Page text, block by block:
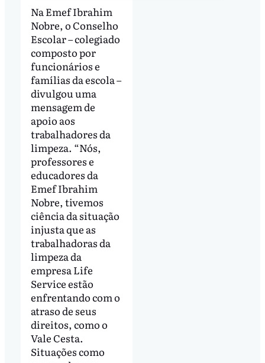
Na Emef Ibrahim
Nobre, o Conselho
Escolar – colegiado
composto por
funcionários e
famílias da escola –
divulgou uma
mensagem de
apoio aos
trabalhadores da
limpeza. “Nós,
professores e
educadores da
Emef Ibrahim
Nobre, tivemos
ciência da situação
injusta que as
trabalhadoras da
limpeza da
empresa Life
Service estão
enfrentando com o
atraso de seus
direitos, como o
Vale Cesta.
Situações como